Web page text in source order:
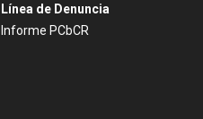
Línea de Denuncia
Informe PCbCR